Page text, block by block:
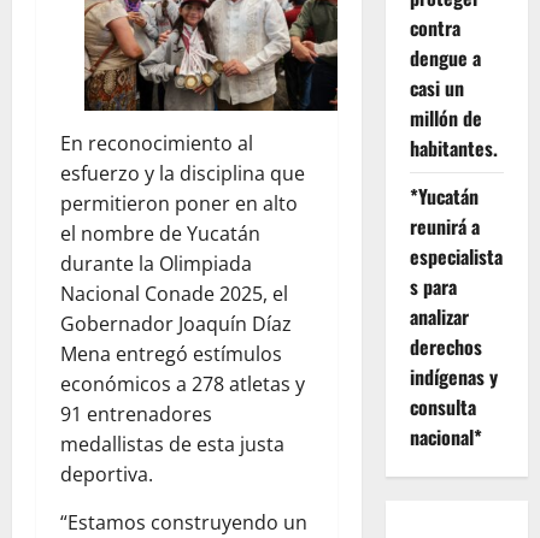
En reconocimiento al
esfuerzo y la disciplina que
permitieron poner en alto
el nombre de Yucatán
durante la Olimpiada
Nacional Conade 2025, el
Gobernador Joaquín Díaz
Mena entregó estímulos
económicos a 278 atletas y
91 entrenadores
medallistas de esta justa
deportiva.
“Estamos construyendo un
contra
dengue a
casi un
millón de
habitantes.
*Yucatán
reunirá a
especialista
s para
analizar
derechos
indígenas y
consulta
nacional*